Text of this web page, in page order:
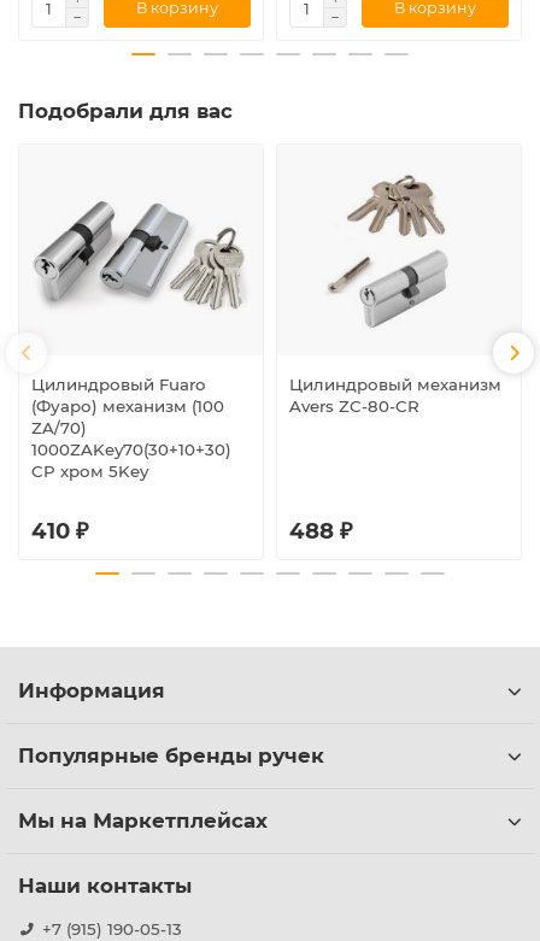
В корзину В корзину
Подобрали для вас
Цилиндровый Fuaro
(Фуаро) механизм (100
ZA/70)
1000ZAKey70(30+10+30)
CP хром 5Key
410 ₽
Цилиндровый механизм
Avers ZC-80-CR
488 ₽
Информация
Популярные бренды ручек
Мы на Маркетплейсах
Наши контакты
+7 (915) 190-05-13